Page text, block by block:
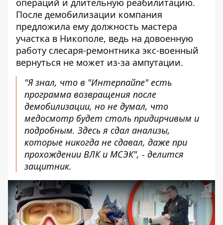
операций и длительную реабилитацию.
После демобилизации компания
предложила ему должность мастера
участка в Никополе, ведь на довоенную
работу слесаря-ремонтника экс-военный
вернуться не может из-за ампутации.
"Я знал, что в "Интерпайпе" есть
программа возвращения после
демобилизации, но не думал, что
медосмотр будет столь придирчивым и
подробным. Здесь я сдал анализы,
которые никогда не сдавал, даже при
прохождении ВЛК и МСЭК", - делится
защитник.